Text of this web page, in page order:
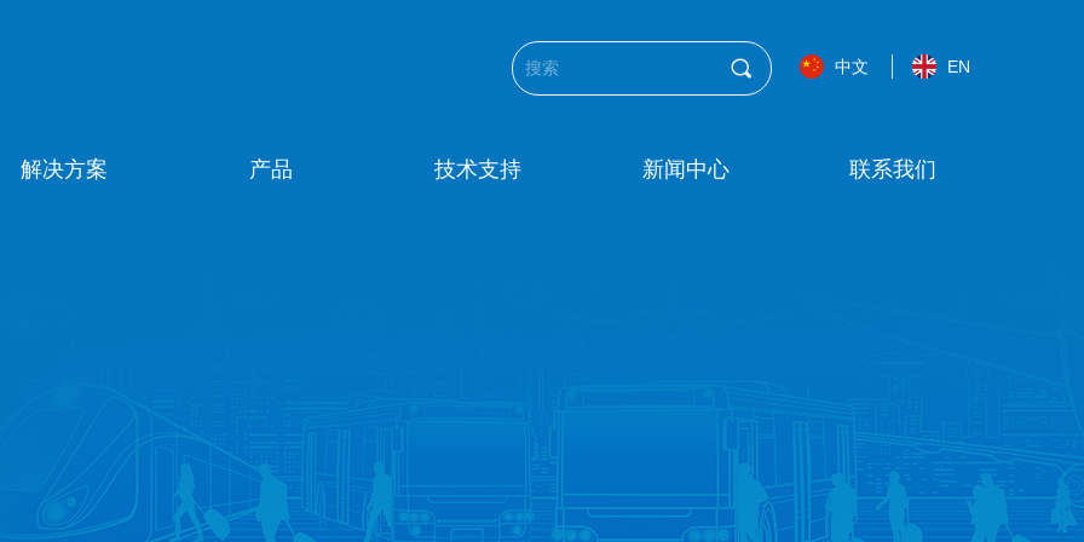
解决方案 产品 技术支持 新闻中心 联系我们
끠 中文 EN